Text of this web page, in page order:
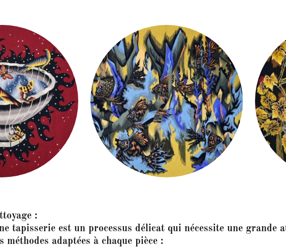
:
tapisserie est un processus délicat qui nécessite une grande
méthodes adaptées à chaque pièce :